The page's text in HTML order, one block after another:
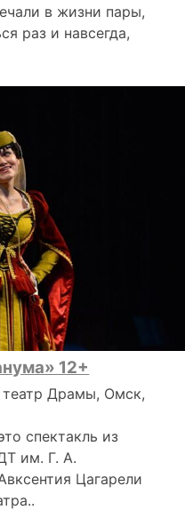
в жизни пары,
раз и навсегда,
12+
Драмы, Омск,
спектакль из
им. Г. А.
Цагарели